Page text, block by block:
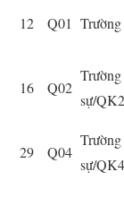
12 Q01
16 Q02
sự/QK2
29 Q04
sự/QK4